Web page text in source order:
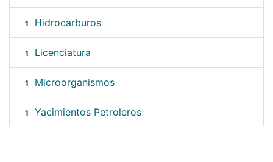
1 Hidrocarburos
1 Licenciatura
1 Microorganismos
1 Yacimientos Petroleros